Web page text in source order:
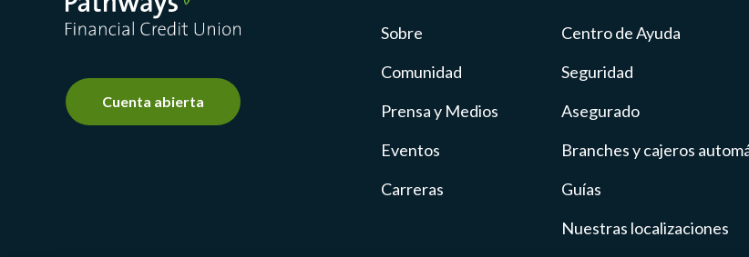
Cuenta abierta
Sobre
Comunidad
Prensa y Medios
Eventos
Carreras
Centro de Ayuda
Seguridad
Asegurado
Branches y cajeros
Guías
Nuestras localizaciones